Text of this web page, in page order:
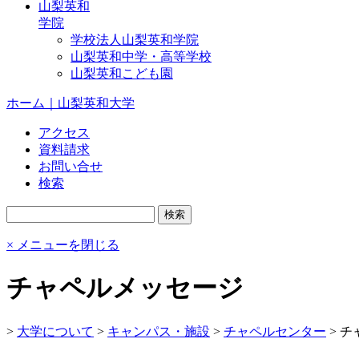
山梨英和
学院
学校法人山梨英和学院
山梨英和中学・高等学校
山梨英和こども園
ホーム｜山梨英和大学
アクセス
資料請求
お問い合せ
検索
× メニューを閉じる
チャペルメッセージ
> 大学について > キャンパス・施設 > チャペルセンター > チ